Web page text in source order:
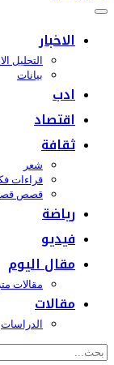
الاخبار
التحليل
بيانات
ادب
اقتصاد
ثقافة
شعر
قراءات
قصص
رياضة
فيديو
مقال اليوم
مقالات
مقالات
الدراسات